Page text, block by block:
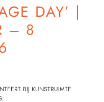
DAY’ |
– 8
BIJ KUNSTRUIMTE